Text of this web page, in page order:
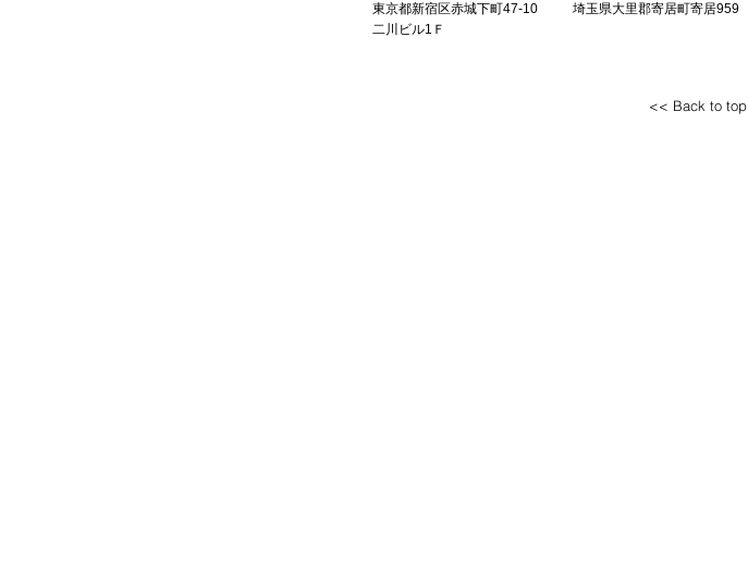
東京都新宿区赤城下町47-10
二川ビル1Ｆ
埼玉県大里郡寄居町寄居959
<< Back to top